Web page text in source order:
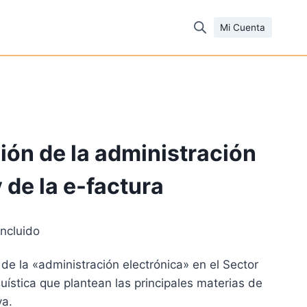
Mi Cuenta
de la administración
la e-factura
la «administración electrónica» en el Sector
que plantean las principales materias de